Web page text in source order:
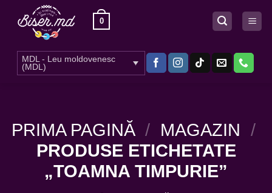
0
MDL - Leu moldovenesc
(MDL)
PRIMA PAGINĂ / MAGAZIN /
PRODUSE ETICHETATE
„TOAMNA TIMPURIE”